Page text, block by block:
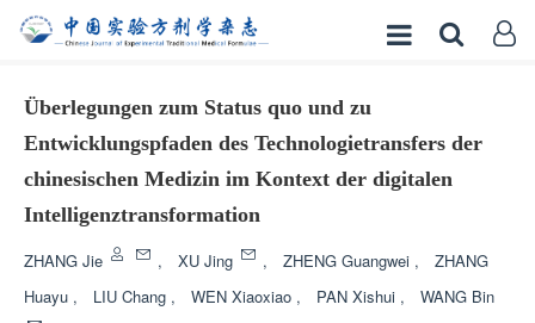
Überlegungen zum Status quo und zu
Entwicklungspfaden des Technologietransfers der
chinesischen Medizin im Kontext der digitalen
Intelligenztransformation
ZHANG Jie , XU Jing , ZHENG Guangwei ,
ZHANG
Huayu , LIU Chang , WEN Xiaoxiao , PAN Xishui , WANG Bin